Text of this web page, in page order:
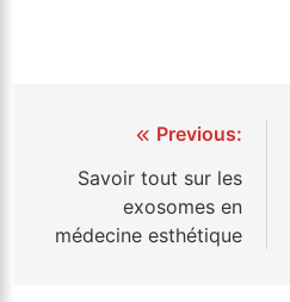
Navigation
l’article
Previous:
Savoir tout sur les
exosomes en
médecine esthétique